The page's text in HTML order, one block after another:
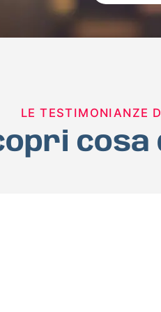
LE TESTIMONIANZE
cosa